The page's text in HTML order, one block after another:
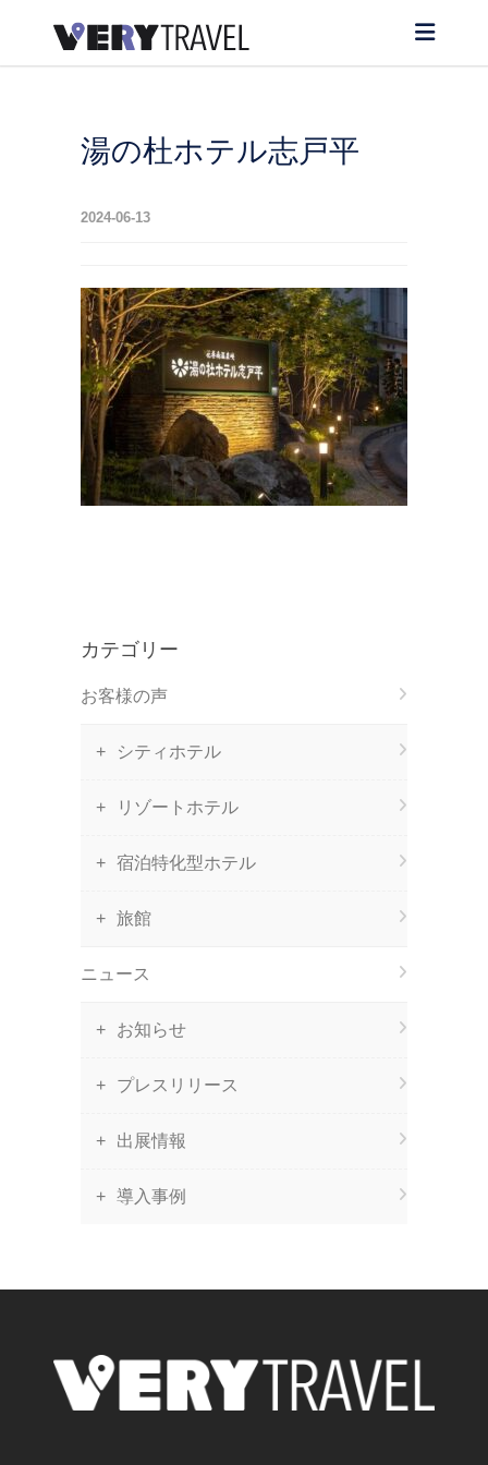
湯の杜ホテル志戸平
2024-06-13
カテゴリー
お客様の声
シティホテル
リゾートホテル
宿泊特化型ホテル
旅館
ニュース
お知らせ
プレスリリース
出展情報
導入事例